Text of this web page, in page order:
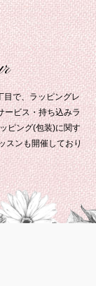
目で、ラッピングレ
ービス・持ち込みラ
ピング(包装)に関す
スンも開催しており